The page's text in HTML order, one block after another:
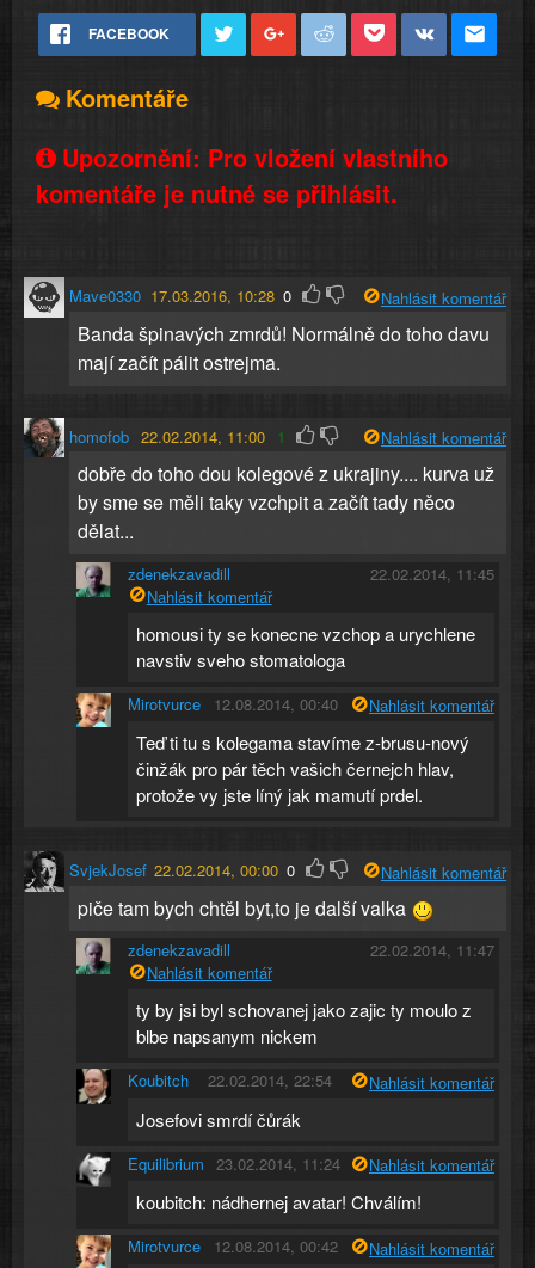
FACEBOOK
Komentáře
Upozornění: Pro vložení vlastního
komentáře je nutné se přihlásit.
Mave0330 17.03.2016, 10:28 0 Nahlásit komentář
Banda špinavých zmrdů! Normálně do toho davu
mají začít pálit ostrejma.
homofob 22.02.2014, 11:00 1 Nahlásit komentář
dobře do toho dou kolegové z ukrajiny.... kurva už
by sme se měli taky vzchpit a začít tady něco
dělat...
zdenekzavadill
22.02.2014, 11:45
Nahlásit komentář
homousi ty se konecne vzchop a urychlene
navstiv sveho stomatologa
Mirotvurce 12.08.2014, 00:40 Nahlásit komentář
Teď ti tu s kolegama stavíme z-brusu-nový
činžák pro pár těch vašich černejch hlav,
protože vy jste líný jak mamutí prdel.
SvjekJosef 22.02.2014, 00:00 0 Nahlásit komentář
piče tam bych chtěl byt,to je další valka
zdenekzavadill
22.02.2014, 11:47
Nahlásit komentář
ty by jsi byl schovanej jako zajic ty moulo z
blbe napsanym nickem
Koubitch 22.02.2014, 22:54 Nahlásit komentář
Josefovi smrdí čůrák
Equilibrium 23.02.2014, 11:24 Nahlásit komentář
koubitch: nádhernej avatar! Chválím!
Mirotvurce 12.08.2014, 00:42 Nahlásit komentář